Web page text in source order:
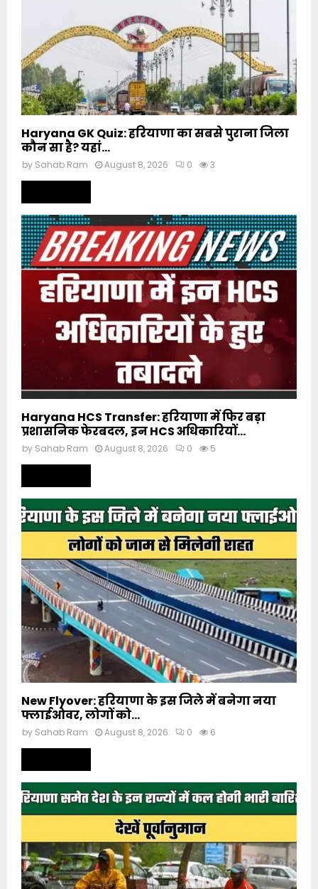
Haryana GK Quiz: हरियाणा का सबसे पुराना जिला
कौन सा है? यहां...
by Sahab Ram August 8, 2026 0 3
Haryana HCS Transfer: हरियाणा में फिर बड़ा
प्रशासनिक फेरबदल, इन HCS अधिकारियों...
by Sahab Ram August 8, 2026 0 5
New Flyover: हरियाणा के इस जिले में बनेगा नया
फ्लाईओवर, लोगों को...
by Sahab Ram August 8, 2026 0 6